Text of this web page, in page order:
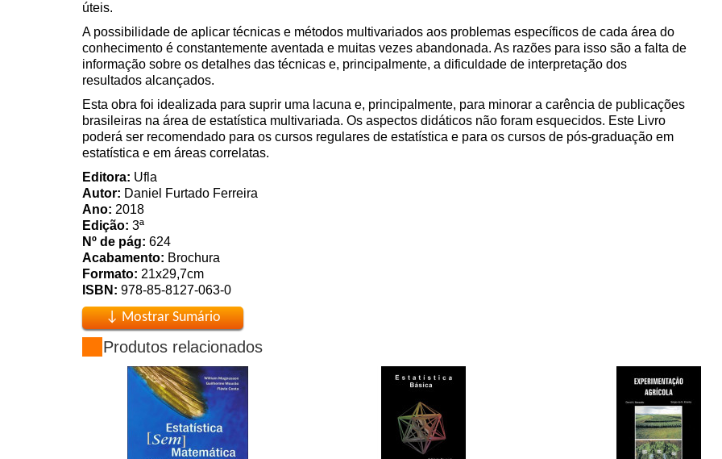
úteis.
A possibilidade de aplicar técnicas e métodos multivariados aos problemas específicos de cada área do
conhecimento é constantemente aventada e muitas vezes abandonada. As razões para isso são a falta de
informação sobre os detalhes das técnicas e, principalmente, a dificuldade de interpretação dos
resultados alcançados.
Esta obra foi idealizada para suprir uma lacuna e, principalmente, para minorar a carência de publicações
brasileiras na área de estatística multivariada. Os aspectos didáticos não foram esquecidos. Este Livro
poderá ser recomendado para os cursos regulares de estatística e para os cursos de pós-graduação em
estatística e em áreas correlatas.
Editora: Ufla
Autor: Daniel Furtado Ferreira
Ano: 2018
Edição: 3ª
Nº de pág: 624
Acabamento: Brochura
Formato: 21x29,7cm
ISBN: 978-85-8127-063-0
Produtos relacionados